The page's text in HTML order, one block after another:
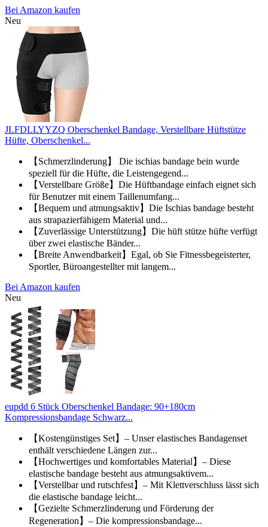
Bei Amazon kaufen
Neu
JLFDLLYYZQ Oberschenkel Bandage, Verstellbare Hüftstütze
Hüfte, Oberschenkel...
【Schmerzlinderung】 Die ischias bandage bein wurde
speziell für die Hüfte, die Leistengegend...
【Verstellbare Größe】Die Hüftbandage einfach eignet sich
für Benutzer mit einem Taillenumfang...
【Bequem und atmungsaktiv】Die Ischias bandage besteht
aus strapazierfähigem Material und...
【Zuverlässige Unterstützung】Die hüft stütze hüfte verfügt
über zwei elastische Bänder...
【Breite Anwendbarkeit】Egal, ob Sie Fitnessbegeisterter,
Sportler, Büroangestellter mit langem...
Bei Amazon kaufen
Neu
eupdd 6 Stück Oberschenkel Bandage: 90+180cm
Kompressionsbandage Schwarz...
【Kostengünstiges Set】– Unser elastisches Bandagenset
enthält verschiedene Längen zur...
【Hochwertiges und komfortables Material】– Diese
elastische bandage besteht aus atmungsaktivem...
【Verstellbar und rutschfest】– Mit Klettverschluss lässt sich
die elastische bandage leicht...
【Gezielte Schmerzlinderung und Förderung der
Regeneration】– Die kompressionsbandage...